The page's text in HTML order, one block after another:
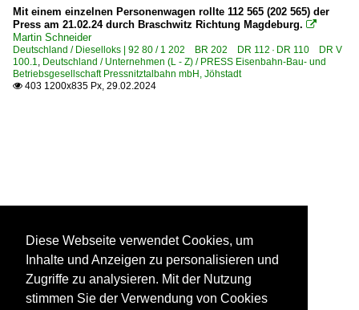
Mit einem einzelnen Personenwagen rollte 112 565 (202 565) der
Press am 21.02.24 durch Braschwitz Richtung Magdeburg. 
Martin Schneider
Deutschland / Dieselloks | 92 80 / 1 202 BR 202 DR 112 · DR 110 DR V
100.1, Deutschland / Unternehmen (L - Z) / PRESS Eisenbahn-Bau- und
Betriebsgesellschaft Pressnitztalbahn mbH, Jöhstadt
 403 1200x835 Px, 29.02.2024
Diese Webseite verwendet Cookies, um
Inhalte und Anzeigen zu personalisieren und
Zugriffe zu analysieren. Mit der Nutzung
stimmen Sie der Verwendung von Cookies